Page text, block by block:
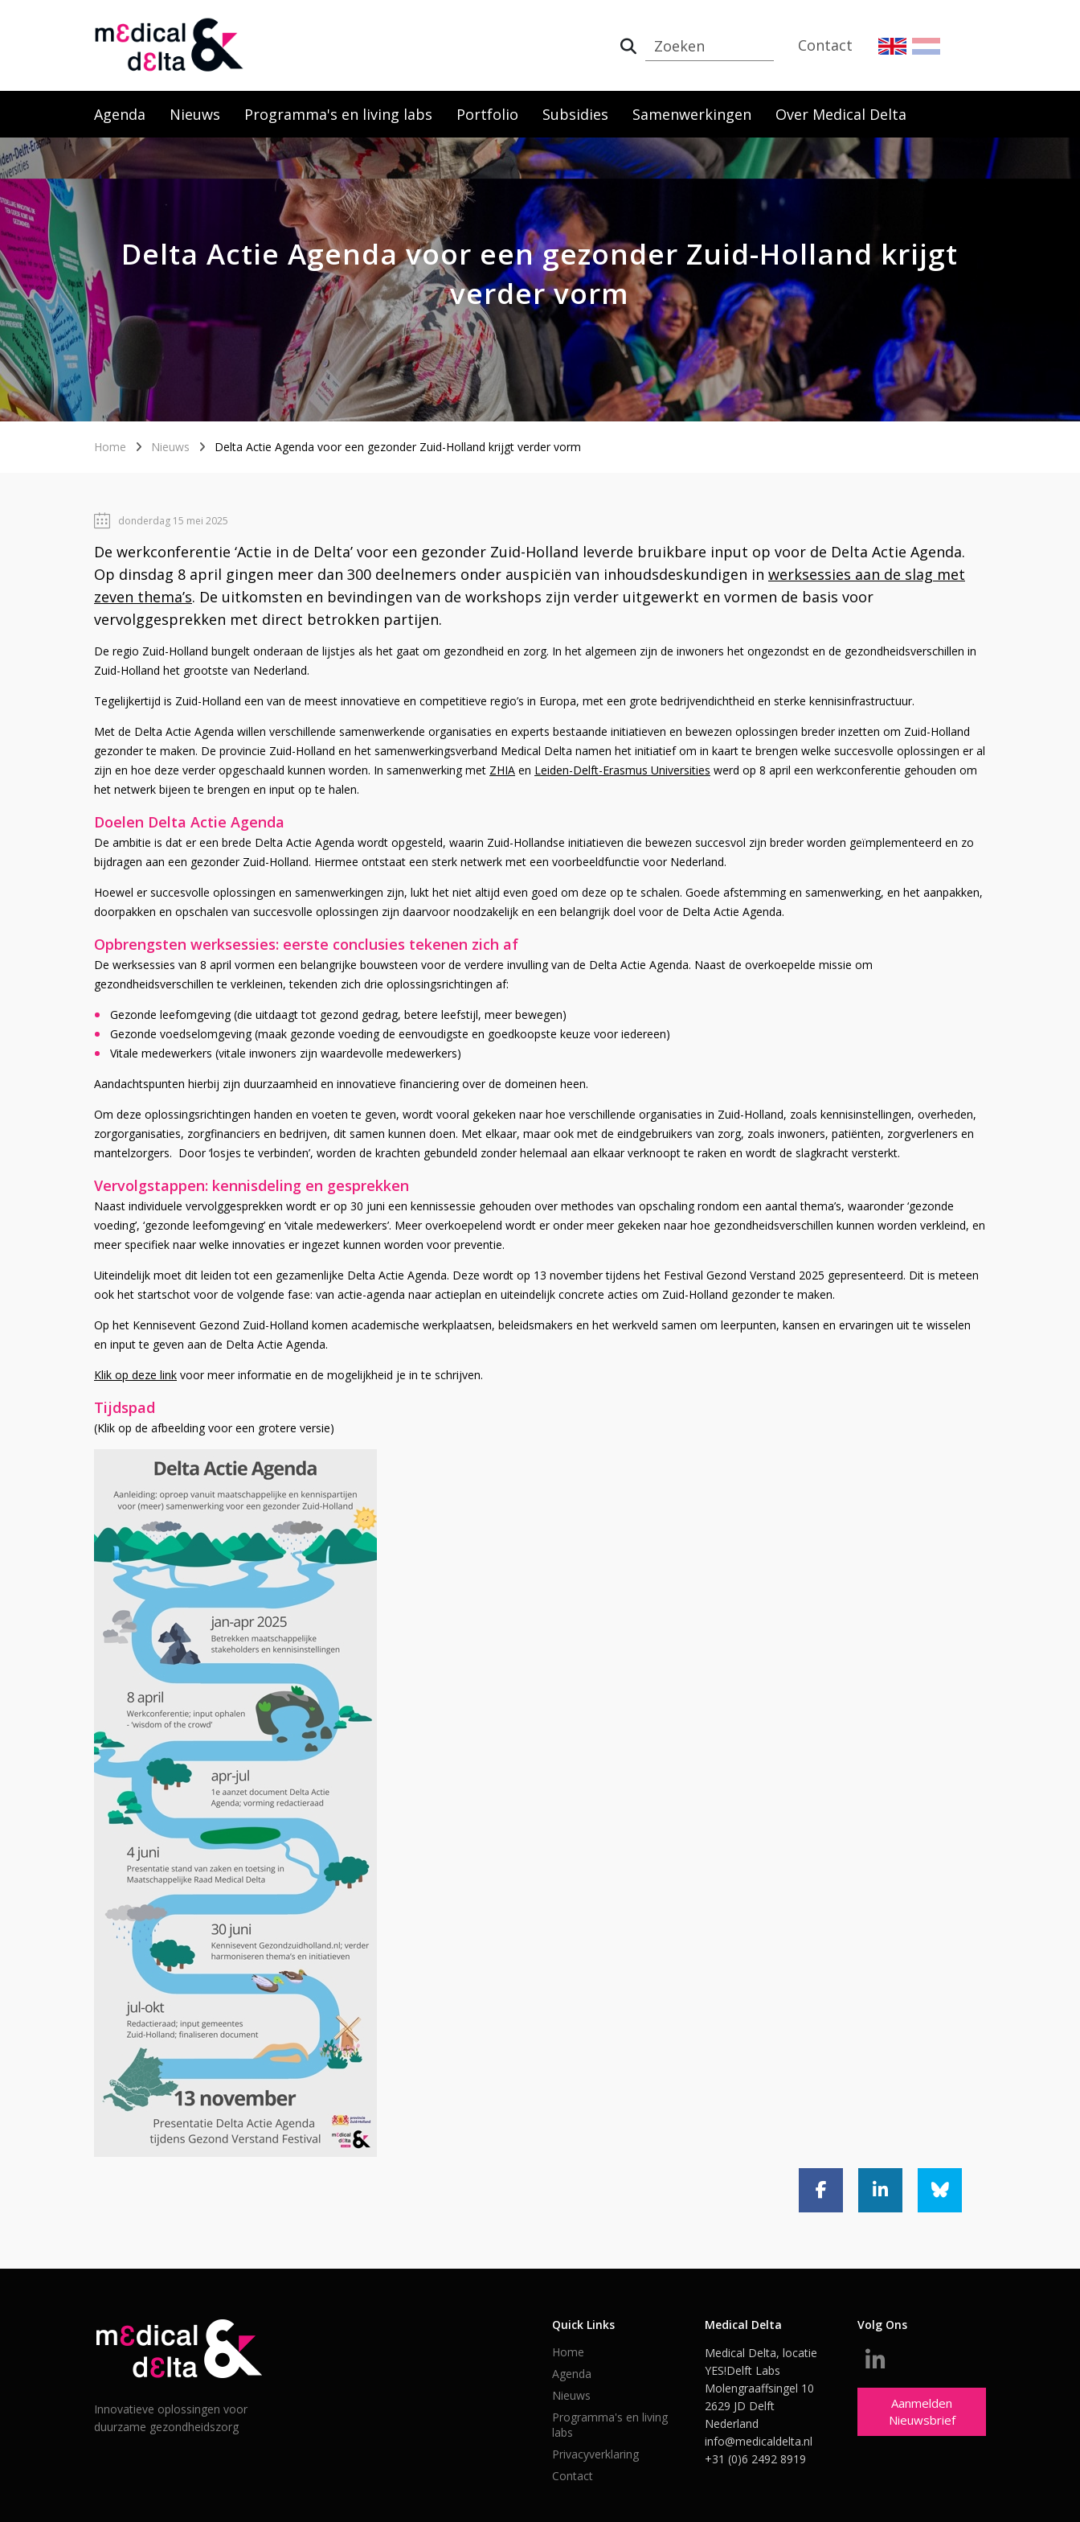
Contact
Agenda Nieuws Programma's en living labs Portfolio Subsidies Samenwerkingen Over Medical Delta
Delta Actie Agenda voor een gezonder Zuid-Holland krijgt
verder vorm
Home Nieuws Delta Actie Agenda voor een gezonder Zuid-Holland krijgt verder vorm
donderdag 15 mei 2025
De werkconferentie ‘Actie in de Delta’ voor een gezonder Zuid-Holland leverde bruikbare input op voor de Delta Actie Agenda.
Op dinsdag 8 april gingen meer dan 300 deelnemers onder auspiciën van inhoudsdeskundigen in werksessies aan de slag met
zeven thema’s. De uitkomsten en bevindingen van de workshops zijn verder uitgewerkt en vormen de basis voor
vervolggesprekken met direct betrokken partijen.
De regio Zuid-Holland bungelt onderaan de lijstjes als het gaat om gezondheid en zorg. In het algemeen zijn de inwoners het ongezondst en de gezondheidsverschillen in
Zuid-Holland het grootste van Nederland.
Tegelijkertijd is Zuid-Holland een van de meest innovatieve en competitieve regio’s in Europa, met een grote bedrijvendichtheid en sterke kennisinfrastructuur.
Met de Delta Actie Agenda willen verschillende samenwerkende organisaties en experts bestaande initiatieven en bewezen oplossingen breder inzetten om Zuid-Holland
gezonder te maken. De provincie Zuid-Holland en het samenwerkingsverband Medical Delta namen het initiatief om in kaart te brengen welke succesvolle oplossingen er al
zijn en hoe deze verder opgeschaald kunnen worden. In samenwerking met ZHIA en Leiden-Delft-Erasmus Universities werd op 8 april een werkconferentie gehouden om
het netwerk bijeen te brengen en input op te halen.
Doelen Delta Actie Agenda
De ambitie is dat er een brede Delta Actie Agenda wordt opgesteld, waarin Zuid-Hollandse initiatieven die bewezen succesvol zijn breder worden geïmplementeerd en zo
bijdragen aan een gezonder Zuid-Holland. Hiermee ontstaat een sterk netwerk met een voorbeeldfunctie voor Nederland.
Hoewel er succesvolle oplossingen en samenwerkingen zijn, lukt het niet altijd even goed om deze op te schalen. Goede afstemming en samenwerking, en het aanpakken,
doorpakken en opschalen van succesvolle oplossingen zijn daarvoor noodzakelijk en een belangrijk doel voor de Delta Actie Agenda.
Opbrengsten werksessies: eerste conclusies tekenen zich af
De werksessies van 8 april vormen een belangrijke bouwsteen voor de verdere invulling van de Delta Actie Agenda. Naast de overkoepelde missie om
gezondheidsverschillen te verkleinen, tekenden zich drie oplossingsrichtingen af:
Gezonde leefomgeving (die uitdaagt tot gezond gedrag, betere leefstijl, meer bewegen)
Gezonde voedselomgeving (maak gezonde voeding de eenvoudigste en goedkoopste keuze voor iedereen)
Vitale medewerkers (vitale inwoners zijn waardevolle medewerkers)
Aandachtspunten hierbij zijn duurzaamheid en innovatieve financiering over de domeinen heen.
Om deze oplossingsrichtingen handen en voeten te geven, wordt vooral gekeken naar hoe verschillende organisaties in Zuid-Holland, zoals kennisinstellingen, overheden,
zorgorganisaties, zorgfinanciers en bedrijven, dit samen kunnen doen. Met elkaar, maar ook met de eindgebruikers van zorg, zoals inwoners, patiënten, zorgverleners en
mantelzorgers. Door ‘losjes te verbinden’, worden de krachten gebundeld zonder helemaal aan elkaar verknoopt te raken en wordt de slagkracht versterkt.
Vervolgstappen: kennisdeling en gesprekken
Naast individuele vervolggesprekken wordt er op 30 juni een kennissessie gehouden over methodes van opschaling rondom een aantal thema’s, waaronder ‘gezonde
voeding’, ‘gezonde leefomgeving’ en ‘vitale medewerkers’. Meer overkoepelend wordt er onder meer gekeken naar hoe gezondheidsverschillen kunnen worden verkleind, en
meer specifiek naar welke innovaties er ingezet kunnen worden voor preventie.
Uiteindelijk moet dit leiden tot een gezamenlijke Delta Actie Agenda. Deze wordt op 13 november tijdens het Festival Gezond Verstand 2025 gepresenteerd. Dit is meteen
ook het startschot voor de volgende fase: van actie-agenda naar actieplan en uiteindelijk concrete acties om Zuid-Holland gezonder te maken.
Op het Kennisevent Gezond Zuid-Holland komen academische werkplaatsen, beleidsmakers en het werkveld samen om leerpunten, kansen en ervaringen uit te wisselen
en input te geven aan de Delta Actie Agenda.
Klik op deze link voor meer informatie en de mogelijkheid je in te schrijven.
Tijdspad
(Klik op de afbeelding voor een grotere versie)
Innovatieve oplossingen voor
duurzame gezondheidszorg
Quick Links
Home
Agenda
Nieuws
Programma's en living
labs
Privacyverklaring
Contact
Medical Delta
Medical Delta, locatie
YES!Delft Labs
Molengraaffsingel 10
2629 JD Delft
Nederland
info@medicaldelta.nl
+31 (0)6 2492 8919
Volg Ons
Aanmelden
Nieuwsbrief